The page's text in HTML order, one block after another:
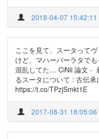
2018-04-07 15:42:11
ここを見て、スータって
けど、マハーバーラタで
混乱してた… CiNii 論文 -
るスータについて : 古伝
https://t.co/TPzjSmkt1E
2017-08-31 18:05:06